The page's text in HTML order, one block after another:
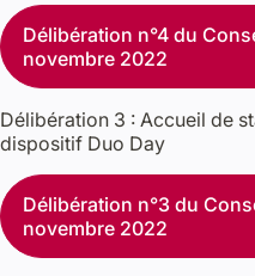
Délibération n°4 du
novembre 2022
Délibération 3 : Accueil de
dispositif Duo Day
Délibération n°3 du
novembre 2022